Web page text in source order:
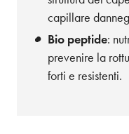
capillare
Bio peptide:
prevenire la
forti e resistenti.